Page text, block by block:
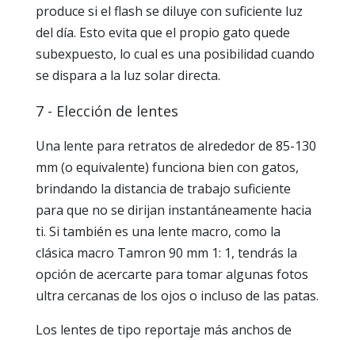
produce si el flash se diluye con suficiente luz
del día. Esto evita que el propio gato quede
subexpuesto, lo cual es una posibilidad cuando
se dispara a la luz solar directa.
7 - Elección de lentes
Una lente para retratos de alrededor de 85-130
mm (o equivalente) funciona bien con gatos,
brindando la distancia de trabajo suficiente
para que no se dirijan instantáneamente hacia
ti. Si también es una lente macro, como la
clásica macro Tamron 90 mm 1: 1, tendrás la
opción de acercarte para tomar algunas fotos
ultra cercanas de los ojos o incluso de las patas.
Los lentes de tipo reportaje más anchos de